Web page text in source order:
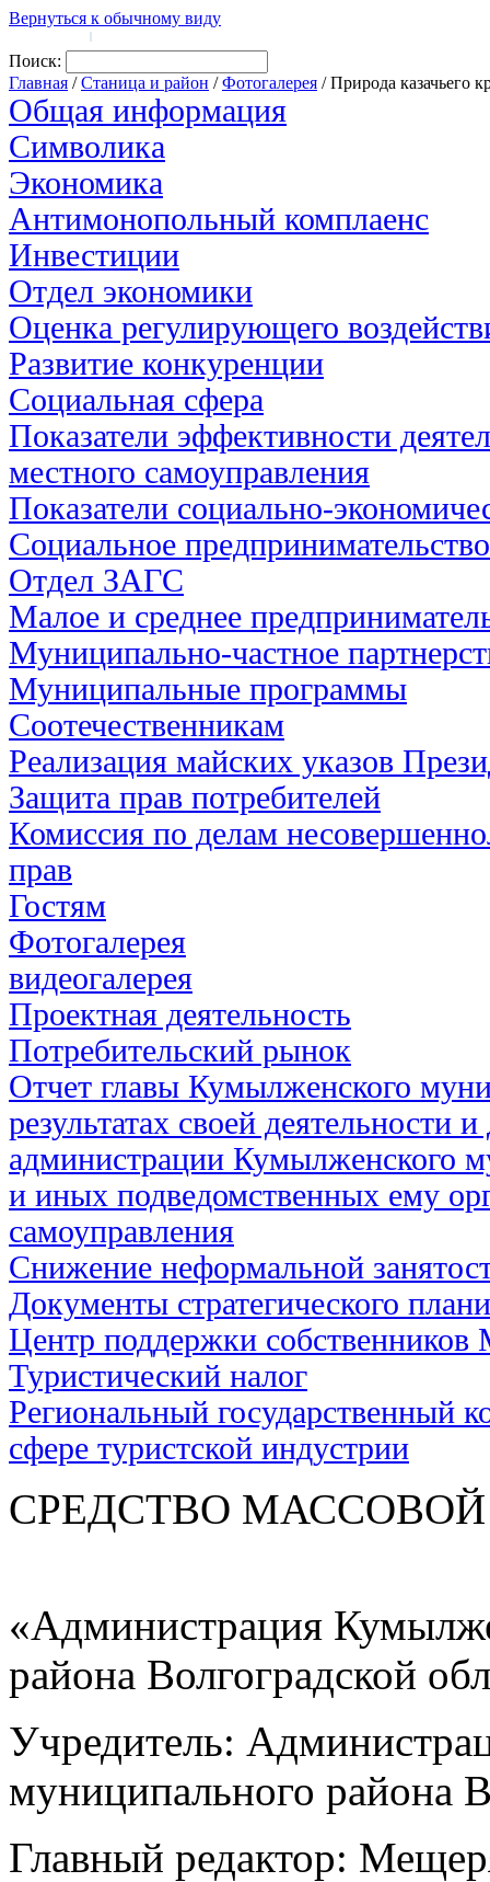
Вернуться к обычному виду
|
Поиск:
Главная /Станица и район /Фотогалерея / Природа казачьего
Общая информация
Символика
Экономика
Антимонопольный комплаенс
Инвестиции
Отдел экономики
Оценка регулирующего
Развитие конкуренции
Социальная сфера
Показатели эффективности
местного самоуправления
Показатели социально-
Социальное предпринимательство
Отдел ЗАГС
Малое и среднее
Муниципально-частное
Муниципальные программы
Соотечественникам
Реализация майских указов
Защита прав потребителей
Комиссия по делам
прав
Гостям
Фотогалерея
видеогалерея
Проектная деятельность
Потребительский рынок
Отчет главы Кумылженского
результатах своей деятельности
администрации Кумылженского
и иных подведомственных ему
самоуправления
Снижение неформальной
Документы стратегического
Центр поддержки
Туристический налог
Региональный государственный
сфере туристской индустрии
СРЕДСТВО
«Администрация
района Волгоградской
Учредитель:
муниципального района
Главный редактор: